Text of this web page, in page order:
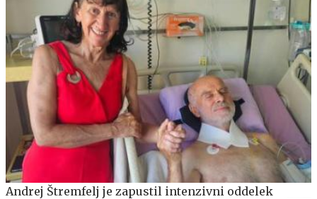
Andrej Štremfelj je zapustil intenzivni oddelek